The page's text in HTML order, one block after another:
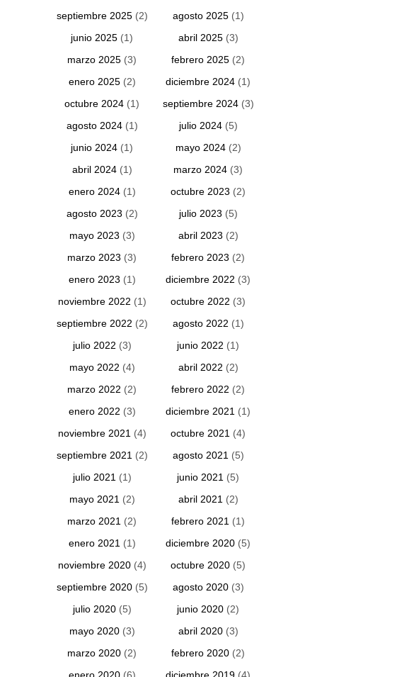
septiembre 2025(2) agosto 2025(1)
junio 2025 (1) abril 2025(3)
marzo 2025 (3) febrero 2025 (2)
enero 2025(2) diciembre 2024 (1)
octubre 2024 (1) septiembre 2024(3)
agosto 2024(1) julio 2024(5)
junio 2024 (1) mayo 2024(2)
abril 2024(1) marzo 2024 (3)
enero 2024(1) octubre 2023 (2)
agosto 2023 (2) julio 2023 (5)
mayo 2023 (3) abril 2023 (2)
marzo 2023 (3) febrero 2023 (2)
enero 2023 (1) diciembre 2022 (3)
noviembre 2022 (1) octubre 2022 (3)
septiembre 2022 (2) agosto 2022 (1)
julio 2022 (3) junio 2022 (1)
mayo 2022 (4) abril 2022 (2)
marzo 2022 (2) febrero 2022 (2)
enero 2022 (3) diciembre 2021 (1)
noviembre 2021 (4) octubre 2021 (4)
septiembre 2021 (2) agosto 2021 (5)
julio 2021 (1) junio 2021 (5)
mayo 2021 (2) abril 2021 (2)
marzo 2021 (2) febrero 2021 (1)
enero 2021 (1) diciembre 2020 (5)
noviembre 2020(4) octubre 2020 (5)
septiembre 2020(5) agosto 2020(3)
julio 2020(5) junio 2020 (2)
mayo 2020(3) abril 2020(3)
marzo 2020 (2) febrero 2020 (2)